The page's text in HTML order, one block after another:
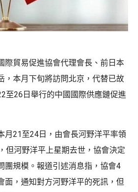
際貿易促進協會代理會長、前日本
，本月下旬將訪問北京，代替已故
至26日舉行的中國國際供應鏈促進
月21至24日，由會長河野洋平率領
但河野洋平上星期去世，協會決定
團規模。報道引述消息指，協會4
面，通知對方河野洋平的死訊，但